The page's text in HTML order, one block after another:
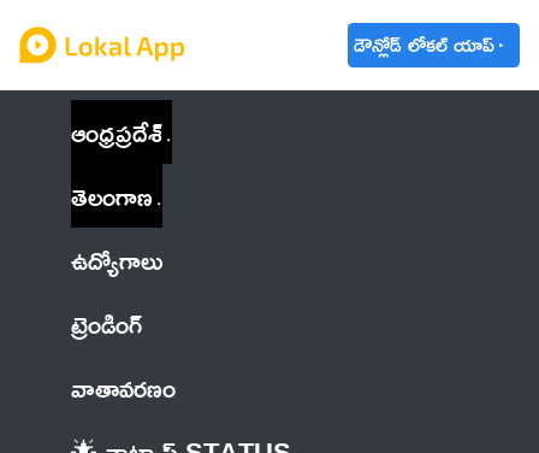
డౌన్లోడ్ లోకల్ యాప్
ఆంధ్రప్రదేశ్
తెలంగాణ
ఉద్యోగాలు
ట్రెండింగ్
వాతావరణం